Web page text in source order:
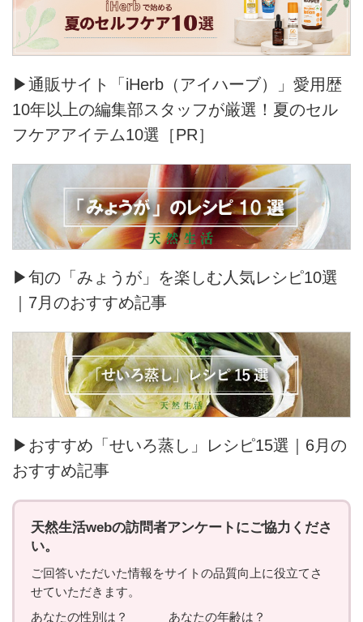
▶通販サイト「iHerb（アイハーブ）」愛用歴
10年以上の編集部スタッフが厳選！夏のセル
フケアアイテム10選［PR］
▶旬の「みょうが」を楽しむ人気レシピ10選
｜7月のおすすめ記事
▶おすすめ「せいろ蒸し」レシピ15選｜6月の
おすすめ記事